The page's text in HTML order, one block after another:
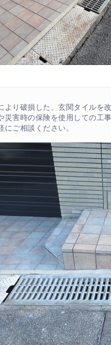
より破損した、玄関タイルを
災害時の保険を使用しての工
にご相談ください。